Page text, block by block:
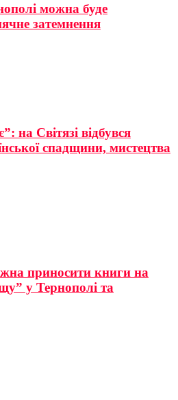
можна буде
затемнення
на Світязі відбувся
спадщини, мистецтва
приносити книги на
у Тернополі та